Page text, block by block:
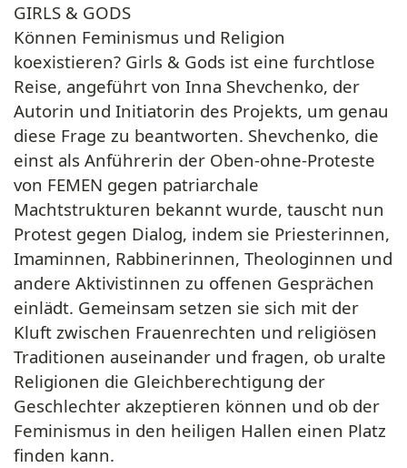
GIRLS & GODS
Können Feminismus und Religion
koexistieren? Girls & Gods ist eine furchtlose
Reise, angeführt von Inna Shevchenko, der
Autorin und Initiatorin des Projekts, um genau
diese Frage zu beantworten. Shevchenko, die
einst als Anführerin der Oben-ohne-Proteste
von FEMEN gegen patriarchale
Machtstrukturen bekannt wurde, tauscht nun
Protest gegen Dialog, indem sie Priesterinnen,
Imaminnen, Rabbinerinnen, Theologinnen und
andere Aktivistinnen zu offenen Gesprächen
einlädt. Gemeinsam setzen sie sich mit der
Kluft zwischen Frauenrechten und religiösen
Traditionen auseinander und fragen, ob uralte
Religionen die Gleichberechtigung der
Geschlechter akzeptieren können und ob der
Feminismus in den heiligen Hallen einen Platz
finden kann.